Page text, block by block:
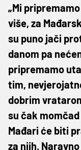
„Mi
više, za
su puno jači
danom pa
pripremamo
tim,
dobrim
su čak
Mađari će biti
za njih.